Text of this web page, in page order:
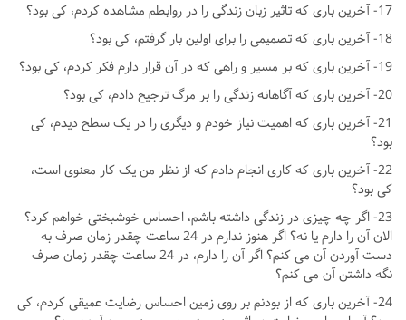
17- آخرین باری که تاثیر زبان زندگی را در روابطم مشاهده کردم، کی بود؟
18- آخرین باری که تصمیمی را برای اولین بار گرفتم، کی بود؟
19- آخرین باری که بر مسیر و راهی که در آن قرار دارم فکر کردم، کی بود؟
20- آخرین باری که آگاهانه زندگی را بر مرگ ترجیح دادم، کی بود؟
21- آخرین باری که اهمیت نیاز خودم و دیگری را در یک سطح دیدم، کی
بود؟
22- آخرین باری که کاری انجام دادم که از نظر من یک کار معنوی است،
کی بود؟
23- اگر چه چیزی در زندگی داشته باشم، احساس خوشبختی خواهم کرد؟
الان آن را دارم یا نه؟ اگر هنوز ندارم در 24 ساعت چقدر زمان صرف به
دست آوردن آن می کنم؟ اگر آن را دارم، در 24 ساعت چقدر زمان صرف
نگه داشتن آن می کنم؟
24- آخرین باری که از بودنم بر روی زمین احساس رضایت عمیقی کردم، کی